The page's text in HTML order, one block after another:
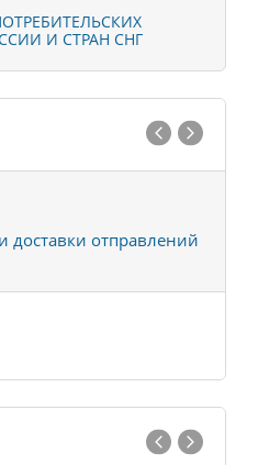
И СТРАН СНГ
отправлений